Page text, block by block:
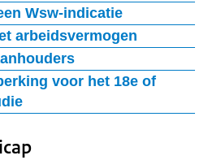
uit het voortgezet speciaal
(pro), aangemeld
Wsw-indicatie
sociale werkvoorziening.
arbeidsvermogen
werk inkomen kunnen verdienen.
of ID-baan. Deze banen komen
voor bijstandsgerechtigden met
voor het 18e of
die dankzij de banenafspraak het